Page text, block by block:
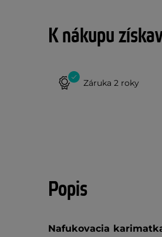
K nákupu
Záruka 2 roky
Popis
Nafukovacia